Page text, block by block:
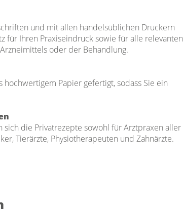
und mit allen handelsüblichen Druckern
für Ihren Praxiseindruck sowie für alle relevanten
oder der Behandlung.
Papier gefertigt, sodass Sie ein
sich die Privatrezepte sowohl für Arztpraxen aller
Tierärzte, Physiotherapeuten und Zahnärzte.